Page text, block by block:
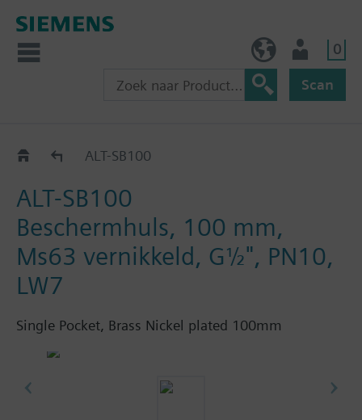
0
Scan
ALT.. ALT-SB100
ALT-SB100
Beschermhuls, 100 mm,
Ms63 vernikkeld, G½", PN10,
LW7
Single Pocket, Brass Nickel plated 100mm